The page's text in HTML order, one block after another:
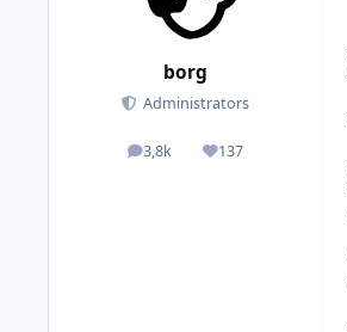
borg
Administrators
3,8k
posts 137
Reputation